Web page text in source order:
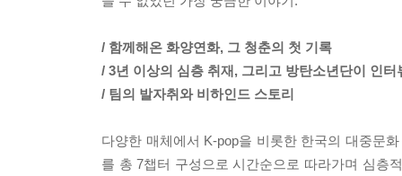
/ 함께해온 화양연화, 그 청춘의 첫 기록
/ 3년 이상의 심층 취재, 그리고 방탄소년단이 인
/ 팀의 발자취와 비하인드 스토리
다양한 매체에서 K-pop을 비롯한 한국의 대중문
를 총 7챕터 구성으로 시간순으로 따라가며 심층